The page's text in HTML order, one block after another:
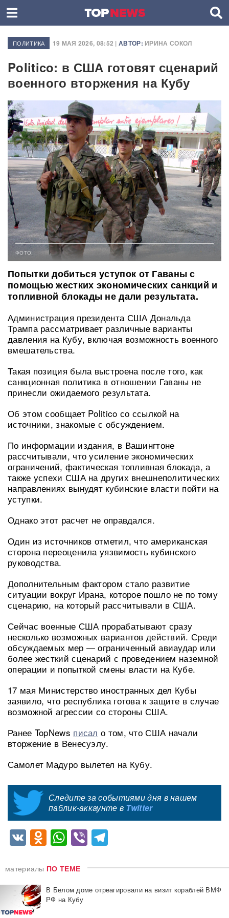
ПОЛИТИКА 19 МАЯ 2026, 08:52 | АВТОР: ИРИНА СОКОЛ
Politico: в США готовят сценарий
военного вторжения на Кубу
ФОТО:
Попытки добиться уступок от Гаваны с
помощью жестких экономических санкций и
топливной блокады не дали результата.
Администрация президента США Дональда
Трампа рассматривает различные варианты
давления на Кубу, включая возможность военного
вмешательства.
Такая позиция была выстроена после того, как
санкционная политика в отношении Гаваны не
принесли ожидаемого результата.
Об этом сообщает Politico со ссылкой на
источники, знакомые с обсуждением.
По информации издания, в Вашингтоне
рассчитывали, что усиление экономических
ограничений, фактическая топливная блокада, а
также успехи США на других внешнеполитических
направлениях вынудят кубинские власти пойти на
уступки.
Однако этот расчет не оправдался.
Один из источников отметил, что американская
сторона переоценила уязвимость кубинского
руководства.
Дополнительным фактором стало развитие
ситуации вокруг Ирана, которое пошло не по тому
сценарию, на который рассчитывали в США.
Сейчас военные США прорабатывают сразу
несколько возможных вариантов действий. Среди
обсуждаемых мер — ограниченный авиаудар или
более жесткий сценарий с проведением наземной
операции и попыткой смены власти на Кубе.
17 мая Министерство иностранных дел Кубы
заявило, что республика готова к защите в случае
возможной агрессии со стороны США.
Ранее TopNews писал о том, что США начали
вторжение в Венесуэлу.
Самолет Мадуро вылетел на Кубу.
Следите за событиями дня в нашем
паблик-аккаунте в Twitter
VKOdnoklassniki
WhatsApp
Viber
материалы ПО ТЕМЕ
В Белом доме отреагировали на визит кораблей ВМФ
РФ на Кубу